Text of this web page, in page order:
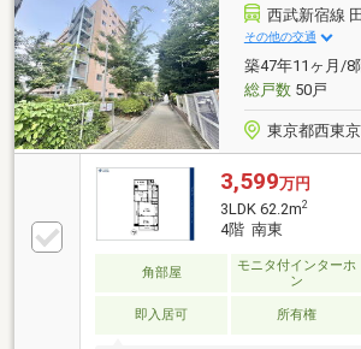
に新生活をスタートできます。同価
も、完成度・管理・間取りのバラン
めの一室です。ぜひ一度ご内覧くだ
西武新宿線
その他の交通
築47年11ヶ月/8
総戸数50戸
東京都西東
3,599万円
3LDK 62.2m2
4階 南東
角部屋
モニタ付インターホ
ン
即入居可 所有権